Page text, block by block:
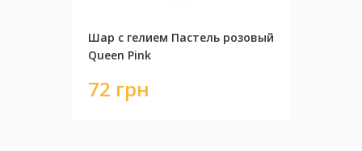
Шар с гелием Пастель розовый
Queen Pink
72 грн